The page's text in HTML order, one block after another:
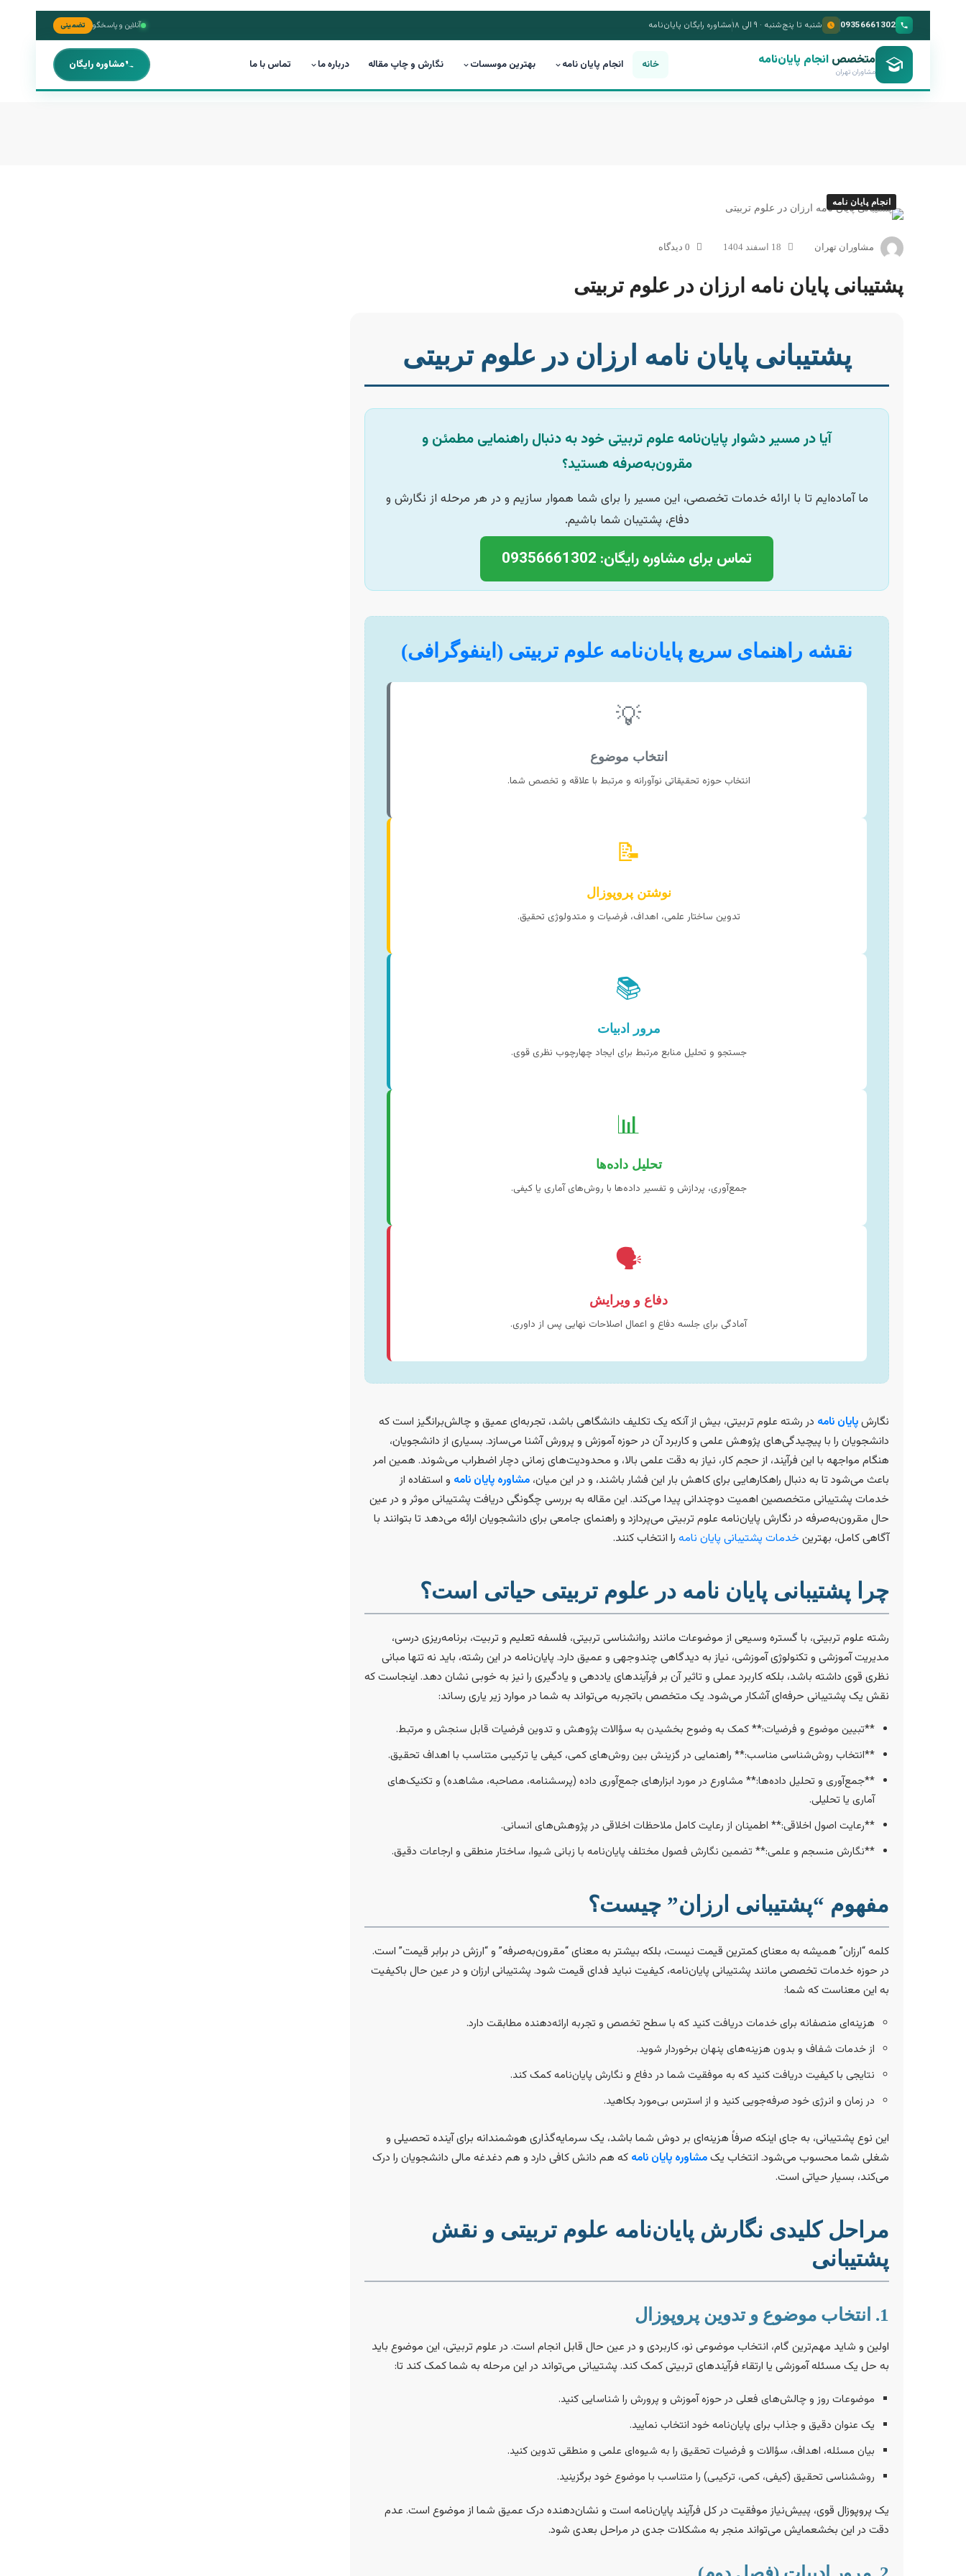
09356661302 شنبه تا پنج‌شنبه · ۹ الی ۱۸ مشاوره رایگان پایان‌نامه آنلاین و پاسخگو تضمینی
متخصص انجام پایان‌نامه
مشاوران تهران خانه انجام پایان نامه بهترین موسسات نگارش و چاپ مقاله درباره ما تماس با ما مشاوره رایگان
انجام پایان نامه
مشاوران تهران 18 اسفند 1404 0 دیدگاه
پشتیبانی پایان نامه ارزان در علوم تربیتی
پشتیبانی پایان نامه ارزان در علوم تربیتی
آیا در مسیر دشوار پایان‌نامه علوم تربیتی خود به دنبال راهنمایی مطمئن و
مقرون‌به‌صرفه هستید؟
ما آماده‌ایم تا با ارائه خدمات تخصصی، این مسیر را برای شما هموار سازیم و در هر مرحله از نگارش و
دفاع، پشتیبان شما باشیم.
تماس برای مشاوره رایگان: 09356661302
نقشه راهنمای سریع پایان‌نامه علوم تربیتی (اینفوگرافی)
💡
انتخاب موضوع
انتخاب حوزه تحقیقاتی نوآورانه و مرتبط با علاقه و تخصص شما.
📝
نوشتن پروپوزال
تدوین ساختار علمی، اهداف، فرضیات و متدولوژی تحقیق.
📚
مرور ادبیات
جستجو و تحلیل منابع مرتبط برای ایجاد چهارچوب نظری قوی.
📊
تحلیل داده‌ها
جمع‌آوری، پردازش و تفسیر داده‌ها با روش‌های آماری یا کیفی.
🗣️
دفاع و ویرایش
آمادگی برای جلسه دفاع و اعمال اصلاحات نهایی پس از داوری.
نگارشپایان نامه در رشته علوم تربیتی، بیش از آنکه یک تکلیف دانشگاهی باشد، تجربه‌ای عمیق و چالش‌برانگیز است که
دانشجویان را با پیچیدگی‌های پژوهش علمی و کاربرد آن در حوزه آموزش و پرورش آشنا می‌سازد. بسیاری از دانشجویان،
هنگام مواجهه با این فرآیند، از حجم کار، نیاز به دقت علمی بالا، و محدودیت‌های زمانی دچار اضطراب می‌شوند. همین امر
باعث می‌شود تا به دنبال راهکارهایی برای کاهش بار این فشار باشند، و در این میان، مشاوره پایان نامه و استفاده از
خدمات پشتیبانی متخصصین اهمیت دوچندانی پیدا می‌کند. این مقاله به بررسی چگونگی دریافت پشتیبانی موثر و در عین
حال مقرون‌به‌صرفه در نگارش پایان‌نامه علوم تربیتی می‌پردازد و راهنمای جامعی برای دانشجویان ارائه می‌دهد تا بتوانند با
آگاهی کامل، بهترین خدمات پشتیبانی پایان نامه را انتخاب کنند.
چرا پشتیبانی پایان نامه در علوم تربیتی حیاتی است؟
رشته علوم تربیتی، با گستره وسیعی از موضوعات مانند روانشناسی تربیتی، فلسفه تعلیم و تربیت، برنامه‌ریزی درسی،
مدیریت آموزشی و تکنولوژی آموزشی، نیاز به دیدگاهی چندوجهی و عمیق دارد. پایان‌نامه در این رشته، باید نه تنها مبانی
نظری قوی داشته باشد، بلکه کاربرد عملی و تاثیر آن بر فرآیندهای یاددهی و یادگیری را نیز به خوبی نشان دهد. اینجاست که
نقش یک پشتیبانی حرفه‌ای آشکار می‌شود. یک متخصص باتجربه می‌تواند به شما در موارد زیر یاری رساند:
**تبیین موضوع و فرضیات:** کمک به وضوح بخشیدن به سؤالات پژوهش و تدوین فرضیات قابل سنجش و مرتبط.
**انتخاب روش‌شناسی مناسب:** راهنمایی در گزینش بین روش‌های کمی، کیفی یا ترکیبی متناسب با اهداف تحقیق.
**جمع‌آوری و تحلیل داده‌ها:** مشاورع در مورد ابزارهای جمع‌آوری داده (پرسشنامه، مصاحبه، مشاهده) و تکنیک‌های
آماری یا تحلیلی.
**رعایت اصول اخلاقی:** اطمینان از رعایت کامل ملاحظات اخلاقی در پژوهش‌های انسانی.
**نگارش منسجم و علمی:** تضمین نگارش فصول مختلف پایان‌نامه با زبانی شیوا، ساختار منطقی و ارجاعات دقیق.
مفهوم “پشتیبانی ارزان” چیست؟
کلمه “ارزان” همیشه به معنای کمترین قیمت نیست، بلکه بیشتر به معنای “مقرون‌به‌صرفه” و “ارزش در برابر قیمت” است.
در حوزه خدمات تخصصی مانند پشتیبانی پایان‌نامه، کیفیت نباید فدای قیمت شود. پشتیبانی ارزان و در عین حال باکیفیت
به این معناست که شما:
هزینه‌ای منصفانه برای خدمات دریافت کنید که با سطح تخصص و تجربه ارائه‌دهنده مطابقت دارد.
از خدمات شفاف و بدون هزینه‌های پنهان برخوردار شوید.
نتایجی با کیفیت دریافت کنید که به موفقیت شما در دفاع و نگارش پایان‌نامه کمک کند.
در زمان و انرژی خود صرفه‌جویی کنید و از استرس بی‌مورد بکاهید.
این نوع پشتیبانی، به جای اینکه صرفاً هزینه‌ای بر دوش شما باشد، یک سرمایه‌گذاری هوشمندانه برای آینده تحصیلی و
شغلی شما محسوب می‌شود. انتخاب یکمشاوره پایان نامه که هم دانش کافی دارد و هم دغدغه مالی دانشجویان را درک
می‌کند، بسیار حیاتی است.
مراحل کلیدی نگارش پایان‌نامه علوم تربیتی و نقش
پشتیبانی
1. انتخاب موضوع و تدوین پروپوزال
اولین و شاید مهم‌ترین گام، انتخاب موضوعی نو، کاربردی و در عین حال قابل انجام است. در علوم تربیتی، این موضوع باید
به حل یک مسئله آموزشی یا ارتقاء فرآیندهای تربیتی کمک کند. پشتیبانی می‌تواند در این مرحله به شما کمک کند تا:
موضوعات روز و چالش‌های فعلی در حوزه آموزش و پرورش را شناسایی کنید.
یک عنوان دقیق و جذاب برای پایان‌نامه خود انتخاب نمایید.
بیان مسئله، اهداف، سؤالات و فرضیات تحقیق را به شیوه‌ای علمی و منطقی تدوین کنید.
روششناسی تحقیق (کیفی، کمی، ترکیبی) را متناسب با موضوع خود برگزینید.
یک پروپوزال قوی، پییش‌نیاز موفقیت در کل فرآیند پایان‌نامه است و نشان‌دهنده درک عمیق شما از موضوع است. عدم
دقت در این بخشعمایش می‌تواند منجر به مشکلات جدی در مراحل بعدی شود.